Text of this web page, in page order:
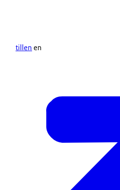
tillen en